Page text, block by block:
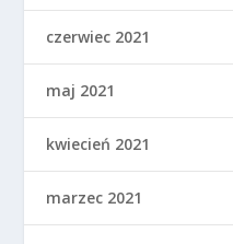
czerwiec 2021
maj 2021
kwiecień 2021
marzec 2021